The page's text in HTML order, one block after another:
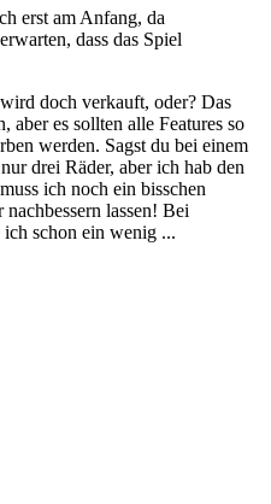
erst am Anfang, da
dass das Spiel
doch verkauft, oder? Das
aber es sollten alle Features so
werden. Sagst du bei einem
drei Räder, aber ich hab den
ich noch ein bisschen
lassen! Bei
schon ein wenig ...